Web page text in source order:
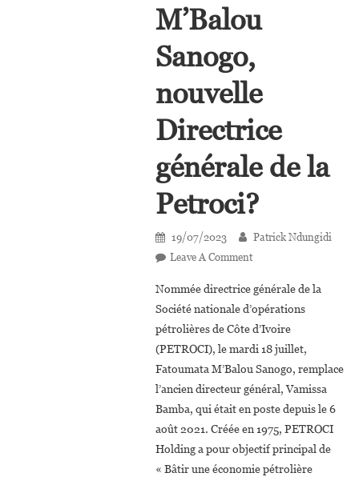
M’Balou
Sanogo,
nouvelle
Directrice
générale de la
Petroci?
19/07/2023
Patrick Ndungidi
Leave A CommentOn
D’Ivoire
:
Qui
Est
Fatoumata
M’Balou
Sanogo,
Nouvelle
Générale
Nommée directrice générale de la
Société nationale d’opérations
pétrolières de Côte d’Ivoire
(PETROCI), le mardi 18 juillet,
Fatoumata M’Balou Sanogo, remplace
l’ancien directeur général, Vamissa
Bamba, qui était en poste depuis le 6
août 2021. Créée en 1975, PETROCI
Holding a pour objectif principal de
« Bâtir une économie pétrolière